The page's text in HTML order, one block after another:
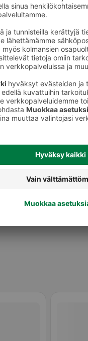
Naisten suihkusaippuat